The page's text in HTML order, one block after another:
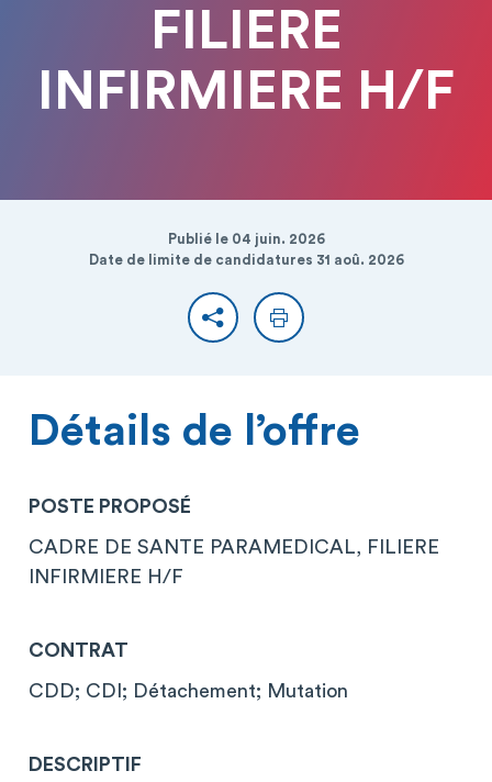
FILIERE
INFIRMIERE H/F
Publié le 04 juin. 2026
Date de limite de candidatures 31 aoû. 2026
PartagerImprimer
Détails de l’offre
POSTE PROPOSÉ
CADRE DE SANTE PARAMEDICAL, FILIERE
INFIRMIERE H/F
CONTRAT
CDD; CDI; Détachement; Mutation
DESCRIPTIF